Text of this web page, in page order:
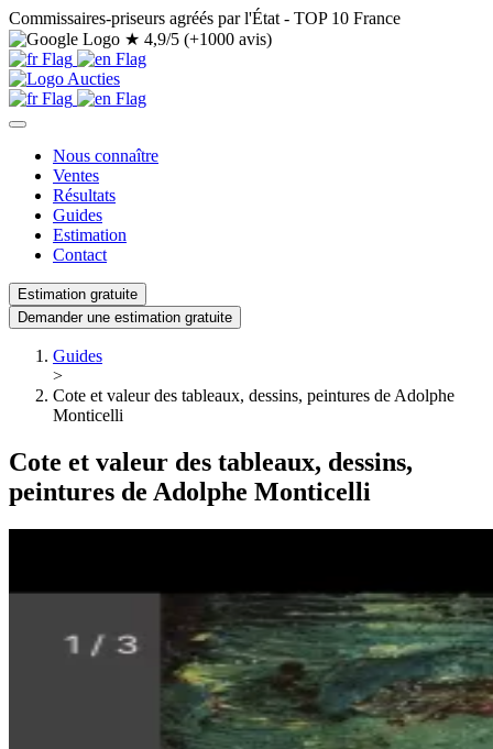
Commissaires-priseurs agréés par l'État - TOP 10 France
★ 4,9/5 (+1000 avis)
Nous connaître
Ventes
Résultats
Guides
Estimation
Contact
Estimation gratuite
Demander une estimation gratuite
Guides
>
Cote et valeur des tableaux, dessins, peintures de Adolphe
Monticelli
Cote et valeur des tableaux, dessins,
peintures de Adolphe Monticelli